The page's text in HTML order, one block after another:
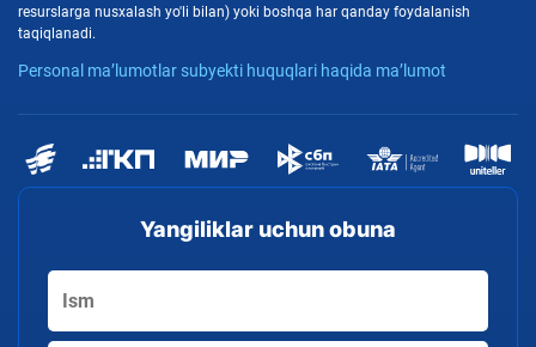
Yangiliklar uchun obuna
resurslarga nusxalash yo'li bilan) yoki boshqa har qanday foydalanish
taqiqlanadi.
Personal ma’lumotlar subyekti huquqlari haqida ma’lumot